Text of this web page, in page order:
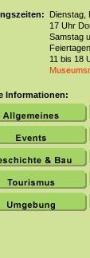
Dienstag,
17 Uhr
Samstag
11 bis 18
Informationen: